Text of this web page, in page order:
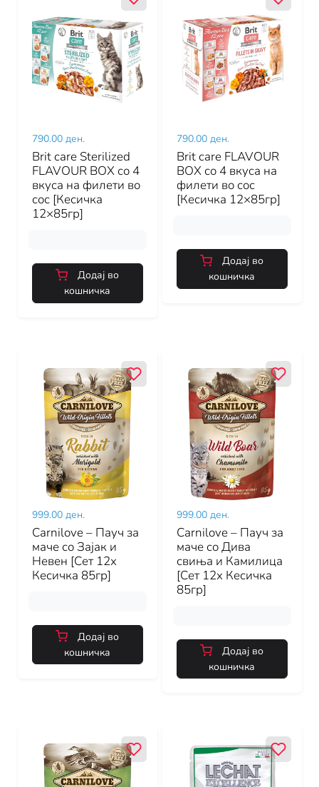
790.00 ден.
Brit care Sterilized
FLAVOUR BOX со 4
вкуса на филети во
сос [Кесичка
12×85гр]
Додај во
кошничка
790.00 ден.
Brit care FLAVOUR
BOX со 4 вкуса на
филети во сос
[Кесичка 12×85гр]
Додај во
кошничка
999.00 ден.
Carnilove – Пауч за
маче со Зајак и
Невен [Сет 12х
Кесичка 85гр]
Додај во
кошничка
999.00 ден.
Carnilove – Пауч за
маче со Дива
свиња и Камилица
[Сет 12х Кесичка
85гр]
Додај во
кошничка